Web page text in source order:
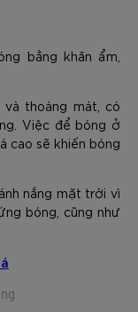
bằng khăn ẩm,
thoáng mát, có
Việc để bóng ở
cao sẽ khiến bóng
nắng mặt trời vì
bóng, cũng như